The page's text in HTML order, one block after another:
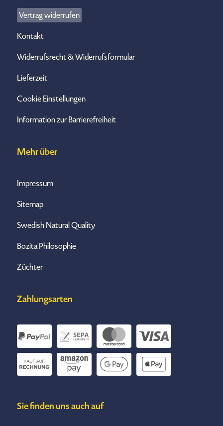
Vertrag widerrufen
Kontakt
Widerrufsrecht & Widerrufsformular
Lieferzeit
Cookie Einstellungen
Information zur Barrierefreiheit
Mehr über
Impressum
Sitemap
Swedish Natural Quality
Bozita Philosophie
Züchter
Zahlungsarten
Sie finden uns auch auf